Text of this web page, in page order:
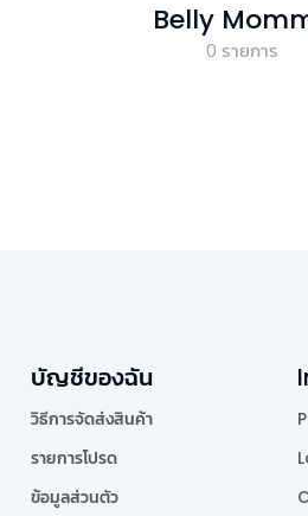
Belly
0 รายการ
บัญชีของฉัน
วิธีการจัดส่งสินค้า
รายการโปรด
ข้อมูลส่วนตัว